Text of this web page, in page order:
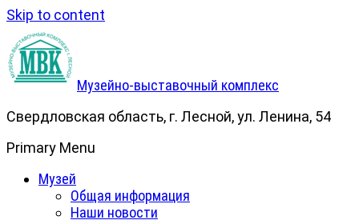
Skip to content
Музейно-выставочный комплекс
Свердловская область, г. Лесной, ул. Ленина, 54
Primary Menu
Музей
Общая информация
Наши новости